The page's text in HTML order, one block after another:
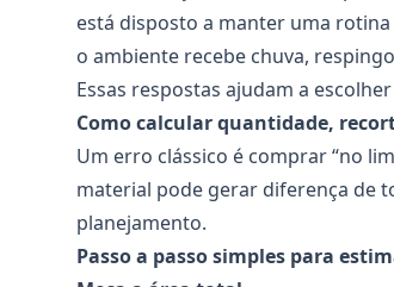
está disposto a manter uma
o ambiente recebe chuva,
Essas respostas ajudam a
Como calcular quantidade,
Um erro clássico é comprar “no
material pode gerar diferença de
planejamento.
Passo a passo simples para